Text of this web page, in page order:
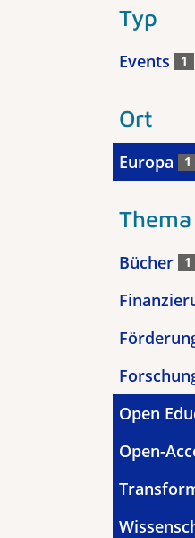
Typ
Events 1
Ort
Europa 1
Thema
Bücher 1
Open
Open-